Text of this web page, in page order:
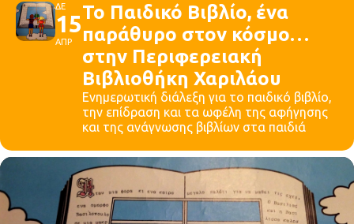
ΔΕ
15
ΑΠΡ
Το Παιδικό Βιβλίο, ένα
παράθυρο στον κόσμο…
στην Περιφερειακή
Βιβλιοθήκη Χαριλάου
Ενημερωτική διάλεξη για το παιδικό βιβλίο,
την επίδραση και τα ωφέλη της αφήγησης
και της ανάγνωσης βιβλίων στα παιδιά